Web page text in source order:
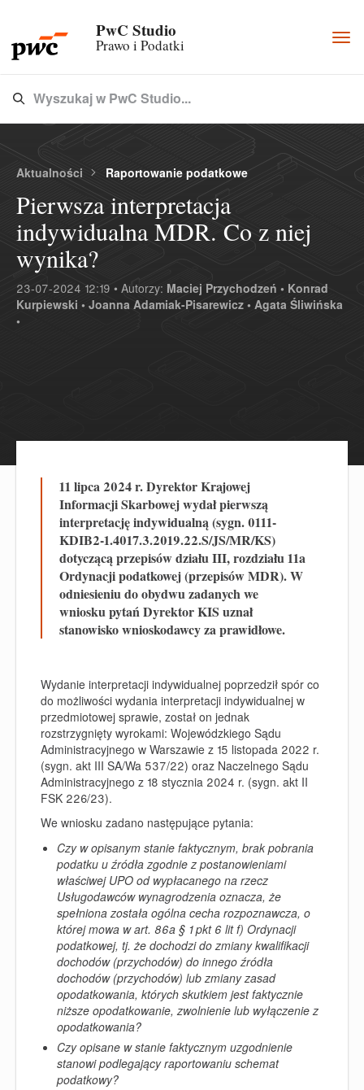
PwC Studio
Prawo i Podatki
Type 3 or more characters for results.
Wyszukaj w PwC Studio...
Aktualności Raportowanie podatkowe
Pierwsza interpretacja
indywidualna MDR. Co z niej
wynika?
23-07-2024 12:19 • Autorzy: Maciej Przychodzeń • Konrad
Kurpiewski • Joanna Adamiak-Pisarewicz • Agata Śliwińska
•
11 lipca 2024 r. Dyrektor Krajowej
Informacji Skarbowej wydał pierwszą
interpretację indywidualną (sygn. 0111-
KDIB2-1.4017.3.2019.22.S/JS/MR/KS)
dotyczącą przepisów działu III, rozdziału 11a
Ordynacji podatkowej (przepisów MDR). W
odniesieniu do obydwu zadanych we
wniosku pytań Dyrektor KIS uznał
stanowisko wnioskodawcy za prawidłowe.
Wydanie interpretacji indywidualnej poprzedził spór co
do możliwości wydania interpretacji indywidualnej w
przedmiotowej sprawie, został on jednak
rozstrzygnięty wyrokami: Wojewódzkiego Sądu
Administracyjnego w Warszawie z 15 listopada 2022 r.
(sygn. akt III SA/Wa 537/22) oraz Naczelnego Sądu
Administracyjnego z 18 stycznia 2024 r. (sygn. akt II
FSK 226/23).
We wniosku zadano następujące pytania:
Czy w opisanym stanie faktycznym, brak pobrania
podatku u źródła zgodnie z postanowieniami
właściwej UPO od wypłacanego na rzecz
Usługodawców wynagrodzenia oznacza, że
spełniona została ogólna cecha rozpoznawcza, o
której mowa w art. 86a § 1 pkt 6 lit f) Ordynacji
podatkowej, tj. że dochodzi do zmiany kwalifikacji
dochodów (przychodów) do innego źródła
dochodów (przychodów) lub zmiany zasad
opodatkowania, których skutkiem jest faktycznie
niższe opodatkowanie, zwolnienie lub wyłączenie z
opodatkowania?
Czy opisane w stanie faktycznym uzgodnienie
stanowi podlegający raportowaniu schemat
podatkowy?